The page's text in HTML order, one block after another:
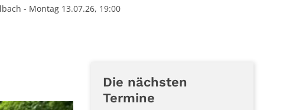
- Montag 13.07.26, 19:00
Die nächsten
Termine